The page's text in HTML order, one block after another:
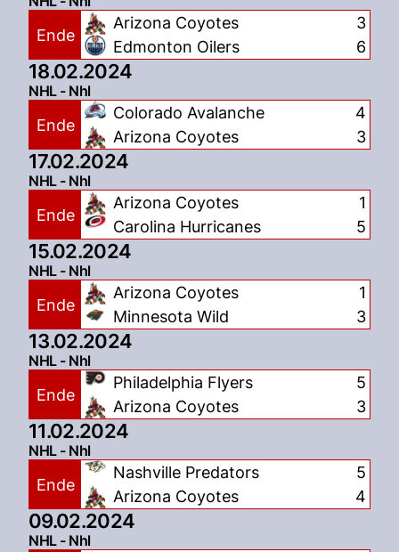
Ende
Arizona Coyotes
Edmonton Oilers
3
6
18.02.2024
NHL - Nhl
Ende
Colorado Avalanche
Arizona Coyotes
4
3
17.02.2024
NHL - Nhl
Ende
Arizona Coyotes
Carolina Hurricanes
1
5
15.02.2024
NHL - Nhl
Ende
Arizona Coyotes
Minnesota Wild
1
3
13.02.2024
NHL - Nhl
Ende
Philadelphia Flyers
Arizona Coyotes
5
3
11.02.2024
NHL - Nhl
Ende
Nashville Predators
Arizona Coyotes
5
4
09.02.2024
NHL - Nhl